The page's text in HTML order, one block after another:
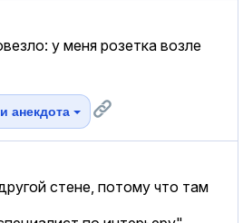
у меня розетка возле
анекдота
стене, потому что там